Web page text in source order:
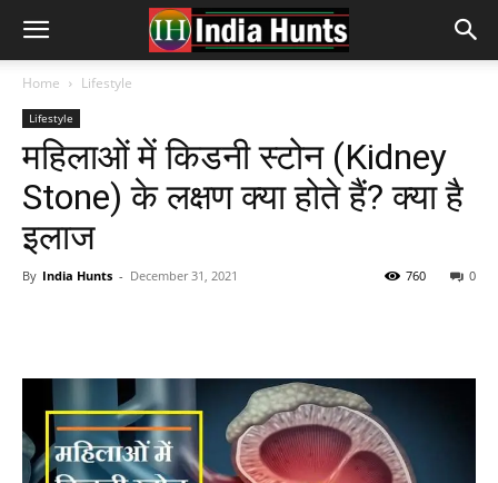
Home Lifestyle
Lifestyle
महिलाओं में किडनी स्टोन (Kidney
Stone) के लक्षण क्या होते हैं? क्या है
इलाज
By India Hunts - December 31, 2021 0
760